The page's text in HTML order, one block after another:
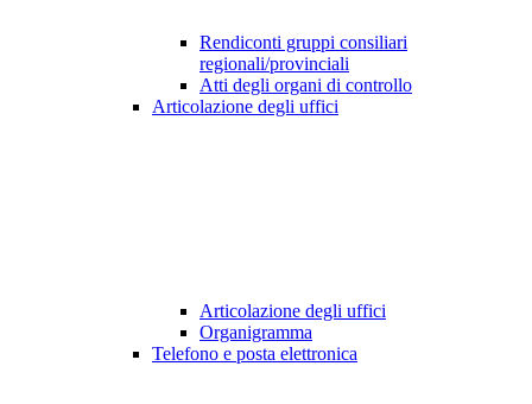
Rendiconti gruppi consiliari
regionali/provinciali
Atti degli organi di controllo
Articolazione degli uffici
Articolazione degli uffici
Organigramma
Telefono e posta elettronica